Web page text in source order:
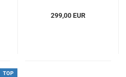
299,00 EUR
TOP